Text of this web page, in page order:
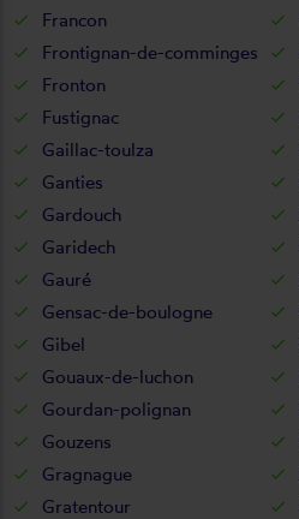
Francon
Frontignan-de-comminges
Fronton
Fustignac
Gaillac-toulza
Ganties
Gardouch
Garidech
Gauré
Gensac-de-boulogne
Gibel
Gouaux-de-luchon
Gourdan-polignan
Gouzens
Gragnague
Gratentour